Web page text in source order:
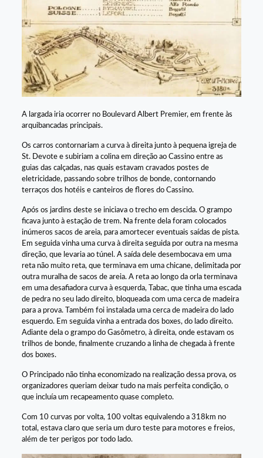
A largada iria ocorrer no Boulevard Albert Premier, em frente às
arquibancadas principais.
Os carros contornariam a curva à direita junto à pequena igreja de
St. Devote e subiriam a colina em direção ao Cassino entre as
guias das calçadas, nas quais estavam cravados postes de
eletricidade, passando sobre trilhos de bonde, contornando
terraços dos hotéis e canteiros de flores do Cassino.
Após os jardins deste se iniciava o trecho em descida. O grampo
ficava junto à estação de trem. Na frente dela foram colocados
inúmeros sacos de areia, para amortecer eventuais saídas de pista.
Em seguida vinha uma curva à direita seguida por outra na mesma
direção, que levaria ao túnel. A saída dele desembocava em uma
reta não muito reta, que terminava em uma chicane, delimitada por
outra muralha de sacos de areia. A reta ao longo da orla terminava
em uma desafiadora curva à esquerda, Tabac, que tinha uma escada
de pedra no seu lado direito, bloqueada com uma cerca de madeira
para a prova. Também foi instalada uma cerca de madeira do lado
esquerdo. Em seguida vinha a entrada dos boxes, do lado direito.
Adiante dela o grampo do Gasômetro, à direita, onde estavam os
trilhos de bonde, finalmente cruzando a linha de chegada à frente
dos boxes.
O Principado não tinha economizado na realização dessa prova, os
organizadores queriam deixar tudo na mais perfeita condição, o
que incluía um recapeamento quase completo.
Com 10 curvas por volta, 100 voltas equivalendo a 318km no
total, estava claro que seria um duro teste para motores e freios,
além de ter perigos por todo lado.